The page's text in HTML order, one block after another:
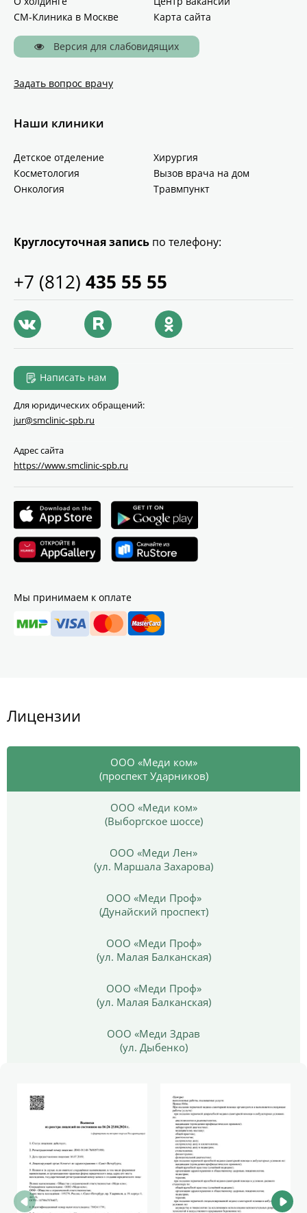
СМ-Клиника в Москве
Карта сайта
Версия для слабовидящих
Задать вопрос врачу
Наши клиники
Детское отделение
Хирургия
Косметология
Вызов врача на дом
Онкология
Травмпункт
Круглосуточная запись по телефону:
+7 (812) 435 55 55
Написать нам
Для юридических обращений:
jur@smclinic‑spb.ru
Адрес сайта
https://www.smclinic-spb.ru
Мы принимаем к оплате
Лицензии
ООО «Меди ком»
(проспект Ударников)
ООО «Меди ком»
(Выборгское шоссе)
ООО «Меди Лен»
(ул. Маршала Захарова)
ООО «Меди Проф»
(Дунайский проспект)
ООО «Меди Проф»
(ул. Малая Балканская)
ООО «Меди Проф»
(ул. Малая Балканская)
ООО «Меди Здрав
(ул. Дыбенко)